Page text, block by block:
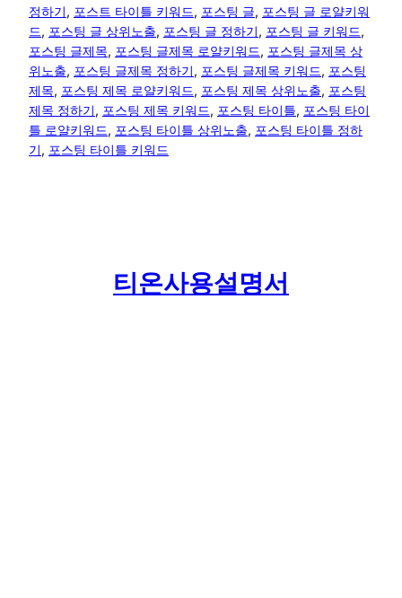
정하기, 포스트 타이틀 키워드, 포스팅 글, 포스팅 글 로얄키워
드, 포스팅 글 상위노출, 포스팅 글 정하기, 포스팅 글 키워드
포스팅 글제목, 포스팅 글제목 로얄키워드, 포스팅 글제목 상
위노출, 포스팅 글제목 정하기, 포스팅 글제목 키워드, 포스팅
제목, 포스팅 제목 로얄키워드, 포스팅 제목 상위노출, 포스팅
제목 정하기, 포스팅 제목 키워드, 포스팅 타이틀, 포스팅 타이
틀 로얄키워드, 포스팅 타이틀 상위노출, 포스팅 타이틀 정하
기, 포스팅 타이틀 키워드
티온사용설명서